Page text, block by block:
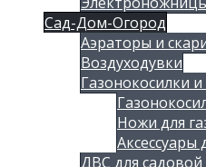
Сад-Дом-Огород
Аэраторы и
Воздуходувки
Газонокосилки
Ножи для
Аксессуары
ДВС для садовой